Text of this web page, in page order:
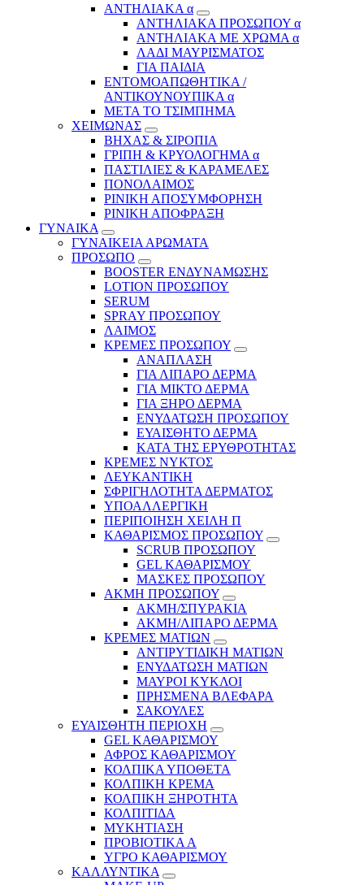
ΑΝΤΗΛΙΑΚΑ α
ΑΝΤΗΛΙΑΚΑ ΠΡΟΣΩΠΟΥ α
ΑΝΤΗΛΙΑΚΑ ΜΕ ΧΡΩΜΑ α
ΛΑΔΙ ΜΑΥΡΙΣΜΑΤΟΣ
ΓΙΑ ΠΑΙΔΙΑ
ΕΝΤΟΜΟΑΠΩΘΗΤΙΚΑ /
ΑΝΤΙΚΟΥΝΟΥΠΙΚΑ α
ΜΕΤΑ ΤΟ ΤΣΙΜΠΗΜΑ
ΧΕΙΜΩΝΑΣ
ΒΗΧΑΣ & ΣΙΡΟΠΙΑ
ΓΡΙΠΗ & ΚΡΥΟΛΟΓΗΜΑ α
ΠΑΣΤΙΛΙΕΣ & ΚΑΡΑΜΕΛΕΣ
ΠΟΝΟΛΑΙΜΟΣ
ΡΙΝΙΚΗ ΑΠΟΣΥΜΦΟΡΗΣΗ
ΡΙΝΙΚΗ ΑΠΟΦΡΑΞΗ
ΓΥΝΑΙΚΑ
ΓΥΝΑΙΚΕΙΑ ΑΡΩΜΑΤΑ
ΠΡΟΣΩΠΟ
BOOSTER ΕΝΔΥΝΑΜΩΣΗΣ
LOTION ΠΡΟΣΩΠΟΥ
SERUM
SPRAY ΠΡΟΣΩΠΟΥ
ΛΑΙΜΟΣ
ΚΡΕΜΕΣ ΠΡΟΣΩΠΟΥ
ΑΝΑΠΛΑΣΗ
ΓΙΑ ΛΙΠΑΡΟ ΔΕΡΜΑ
ΓΙΑ ΜΙΚΤΟ ΔΕΡΜΑ
ΓΙΑ ΞΗΡΟ ΔΕΡΜΑ
ΕΝΥΔΑΤΩΣΗ ΠΡΟΣΩΠΟΥ
ΕΥΑΙΣΘΗΤΟ ΔΕΡΜΑ
ΚΑΤΑ ΤΗΣ ΕΡΥΘΡΟΤΗΤΑΣ
ΚΡΕΜΕΣ ΝΥΚΤΟΣ
ΛΕΥΚΑΝΤΙΚΗ
ΣΦΡΙΓΗΛΟΤΗΤΑ ΔΕΡΜΑΤΟΣ
ΥΠΟΑΛΛΕΡΓΙΚΗ
ΠΕΡΙΠΟΙΗΣΗ ΧΕΙΛΗ Π
ΚΑΘΑΡΙΣΜΟΣ ΠΡΟΣΩΠΟΥ
SCRUB ΠΡΟΣΩΠΟΥ
GEL ΚΑΘΑΡΙΣΜΟΥ
ΜΑΣΚΕΣ ΠΡΟΣΩΠΟΥ
ΑΚΜΗ ΠΡΟΣΩΠΟΥ
ΑΚΜΗ/ΣΠΥΡΑΚΙΑ
ΑΚΜΗ/ΛΙΠΑΡΟ ΔΕΡΜΑ
ΚΡΕΜΕΣ ΜΑΤΙΩΝ
ΑΝΤΙΡΥΤΙΔΙΚΗ ΜΑΤΙΩΝ
ΕΝΥΔΑΤΩΣΗ ΜΑΤΙΩΝ
ΜΑΥΡΟΙ ΚΥΚΛΟΙ
ΠΡΗΣΜΕΝΑ ΒΛΕΦΑΡΑ
ΣΑΚΟΥΛΕΣ
ΕΥΑΙΣΘΗΤΗ ΠΕΡΙΟΧΗ
GEL ΚΑΘΑΡΙΣΜΟΥ
ΑΦΡΟΣ ΚΑΘΑΡΙΣΜΟΥ
ΚΟΛΠΙΚΑ ΥΠΟΘΕΤΑ
ΚΟΛΠΙΚΗ ΚΡΕΜΑ
ΚΟΛΠΙΚΗ ΞΗΡΟΤΗΤΑ
ΚΟΛΠΙΤΙΔΑ
ΜΥΚΗΤΙΑΣΗ
ΠΡΟΒΙΟΤΙΚΑ Α
ΥΓΡΟ ΚΑΘΑΡΙΣΜΟΥ
ΚΑΛΛΥΝΤΙΚΑ